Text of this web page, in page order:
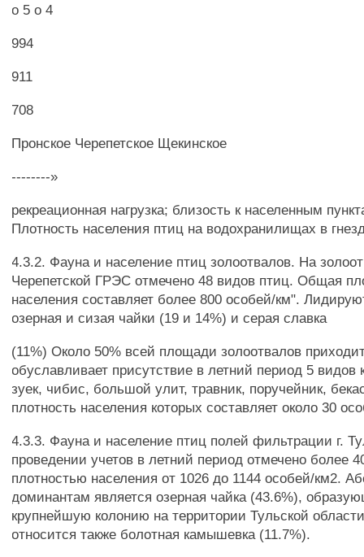
о 5 о 4
994
911
708
Пронское Черепетское Щекинское
--------»
рекреационная нагрузка; близость к населенным
Плотность населения птиц на водохранилищах в
4.3.2. Фауна и население птиц золоотвалов. На
Черепетской ГРЭС отмечено 48 видов птиц. Общая
населения составляет более 800 особей/км".
озерная и сизая чайки (19 и 14%) и серая славка
(11%) Около 50% всей площади золоотвалов
обуславливает присутствие в летний период 5
зуек, чибис, большой улит, травник, поручейник,
плотность населения которых составляет около 30
4.3.3. Фауна и население птиц полей фильтрации г.
проведении учетов в летний период отмечено более
плотностью населения от 1026 до 1144 особей/км2.
доминантам является озерная чайка (43.6%),
крупнейшую колонию на территории Тульской
относится также болотная камышевка (11.7%).